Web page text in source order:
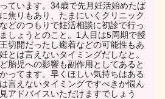
ています。34歳で先月妊活始めたば
焦りもあり、たまにいくクリニック
どのつもりで妊活相談に初診で行っ
しょうとのこと。1人目は5周期で授
切開だったし癒着などの可能性もあ
とは言えないタイミングだしなと。
胎児への影響も副作用としてあると
ってます。早くほしい気持ちはある
言えないタイミングですべきか悩ん
アドバイスいただけますでしょう